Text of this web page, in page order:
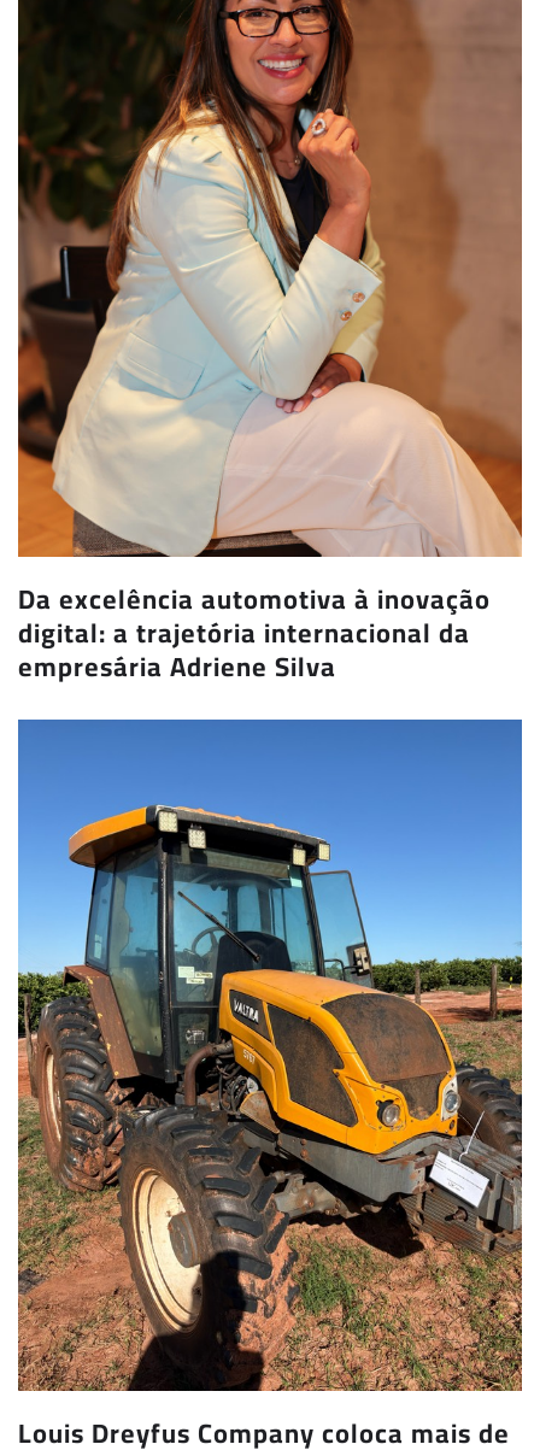
Da excelência automotiva à inovação
digital: a trajetória internacional da
empresária Adriene Silva
Louis Dreyfus Company coloca mais de